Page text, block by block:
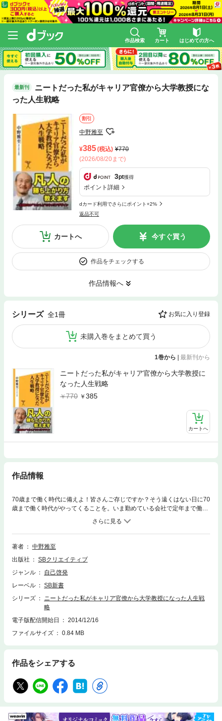
作品検索 カート はじめての方へ
最新刊
ニートだった私がキャリア官僚から大学教授にな
った人生戦略
割引
中野雅至
385(税込)
770
(2026/08/20まで)
3pt獲得
ポイント詳細
dカード利用でさらにポイント+2%
返品不可
カートへ 今すぐ買う
作品をチェックする
作品情報へ
シリーズ 全1冊 お気に入り登録
未購入巻をまとめて買う
1巻から 最新刊から
ニートだった私がキャリア官僚から大学教授に
なった人生戦略
770
385
カートへ
作品情報
70歳まで働く時代に備えよ！皆さんご存じですか？そう遠くはない日に70
歳まで働く時代がやってくることを。いま勤めている会社で定年まで働け
るなんて思ったら、それは甘い！本書では、ニートから市役所職員、キャ
リア官僚、大学教授へと自力で人生を切り拓いてきた著者ならではの経験
と知識をベースに、これから誰もが直面する問題に対抗するためのノウハ
ウを紹介します。
著者
中野雅至
出版社
SBクリエイティブ
ジャンル
自己啓発
レーベル
SB新書
シリーズ
ニートだった私がキャリア官僚から大学教授になった人生戦
略
電子版配信開始日
2014/12/16
ファイルサイズ
0.84 MB
作品をシェアする